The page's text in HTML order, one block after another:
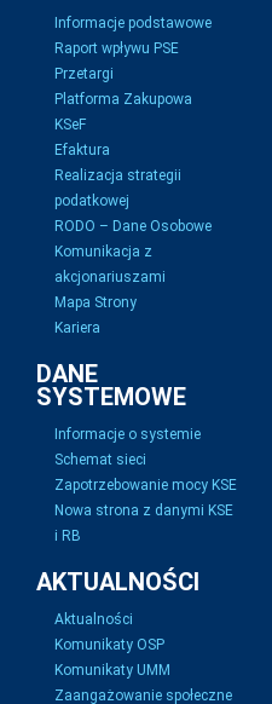
Informacje podstawowe
Raport wpływu PSE
Przetargi
Platforma Zakupowa
KSeF
Efaktura
Realizacja strategii
podatkowej
RODO – Dane Osobowe
Komunikacja z
akcjonariuszami
Mapa Strony
Kariera
DANE
SYSTEMOWE
Informacje o systemie
Schemat sieci
Zapotrzebowanie mocy KSE
Nowa strona z danymi KSE
i RB
AKTUALNOŚCI
Aktualności
Komunikaty OSP
Komunikaty UMM
Zaangażowanie społeczne